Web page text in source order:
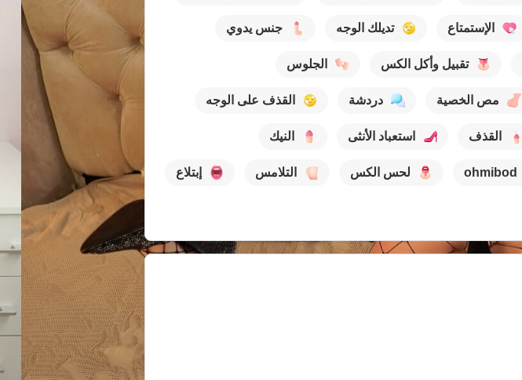
الإستمتاع تديلك الوجه جنس يدوي
تقبيل وأكل الكس الجلوس
مص الخصية دردشة القذف على الوجه
القذف استعباد الأنثى النيك
ohmibod لحس الكس التلامس إبتلاع